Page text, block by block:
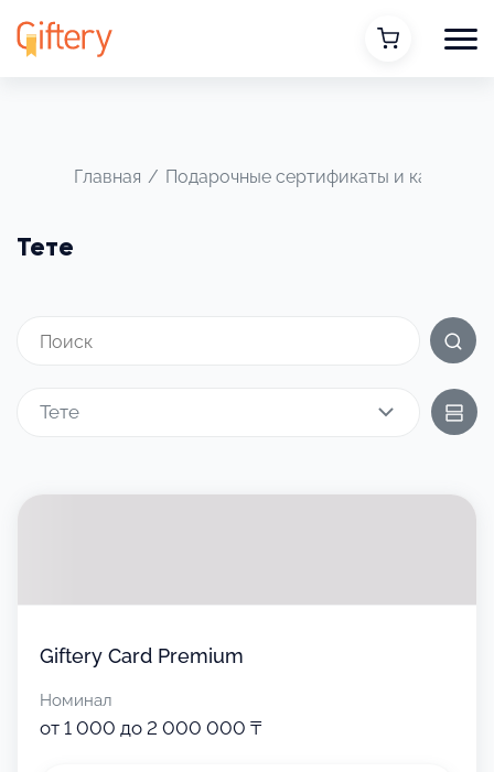
Главная / Подарочные сертификаты и карты
Тете
Тете
Giftery Card Premium
Номинал
от 1 000 до 2 000 000 ₸